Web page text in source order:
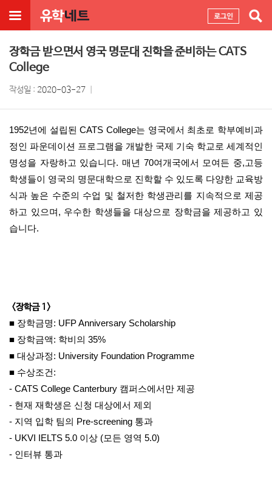
장학금 받으면서 영국 명문대 진학을 준비하는 CATS
College
작성일 : 2020-03-27
1952년에 설립된 CATS College는 영국에서 최초로 학부예비과
정인 파운데이션 프로그램을 개발한 국제 기숙 학교로 세계적인
명성을 자랑하고 있습니다. 매년 70여개국에서 모여든 중,고등
학생들이 영국의 명문대학으로 진학할 수 있도록 다양한 교육방
식과 높은 수준의 수업 및 철저한 학생관리를 지속적으로 제공
하고 있으며, 우수한 학생들을 대상으로 장학금을 제공하고 있
습니다.
<장학금 1>
■ 장학금명: UFP Anniversary Scholarship
■ 장학금액: 학비의 35%
■ 대상과정: University Foundation Programme
■ 수상조건:
- CATS College Canterbury 캠퍼스에서만 제공
- 현재 재학생은 신청 대상에서 제외
- 지역 입학 팀의 Pre-screening 통과
- UKVI IELTS 5.0 이상 (모든 영역 5.0)
- 인터뷰 통과